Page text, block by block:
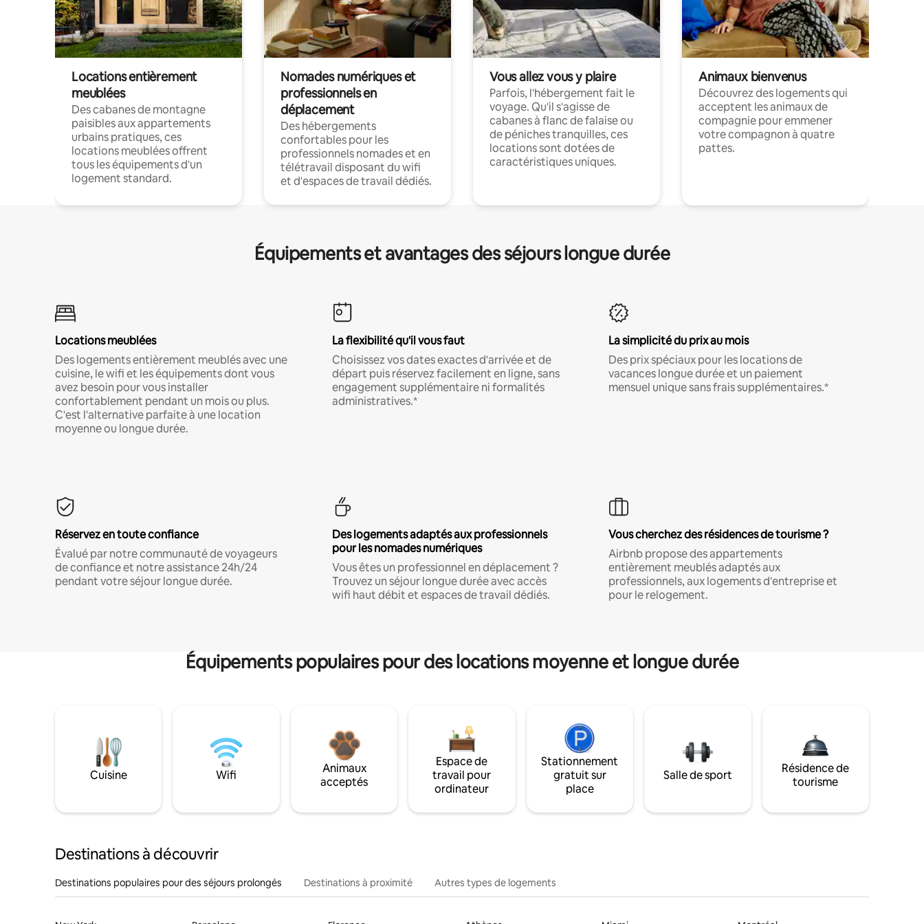
Locations entièrement
meublées
Des cabanes de montagne
paisibles aux appartements
urbains pratiques, ces
locations meublées offrent
tous les équipements d'un
logement standard.
Nomades numériques et
professionnels en
déplacement
Des hébergements
confortables pour les
professionnels nomades et en
télétravail disposant du wifi
et d'espaces de travail dédiés.
Vous allez vous y plaire
Parfois, l'hébergement fait le
voyage. Qu'il s'agisse de
cabanes à flanc de falaise ou
de péniches tranquilles, ces
locations sont dotées de
caractéristiques uniques.
Animaux bienvenus
Découvrez des logements qui
acceptent les animaux de
compagnie pour emmener
votre compagnon à quatre
pattes.
Équipements et avantages des séjours longue durée
Locations meublées
Des logements entièrement meublés avec une
cuisine, le wifi et les équipements dont vous
avez besoin pour vous installer
confortablement pendant un mois ou plus.
C'est l'alternative parfaite à une location
moyenne ou longue durée.
La flexibilité qu'il vous faut
Choisissez vos dates exactes d'arrivée et de
départ puis réservez facilement en ligne, sans
engagement supplémentaire ni formalités
administratives.*
La simplicité du prix au mois
Des prix spéciaux pour les locations de
vacances longue durée et un paiement
mensuel unique sans frais supplémentaires.*
Réservez en toute confiance
Évalué par notre communauté de voyageurs
de confiance et notre assistance 24h/24
pendant votre séjour longue durée.
Des logements adaptés aux professionnels
pour les nomades numériques
Vous êtes un professionnel en déplacement ?
Trouvez un séjour longue durée avec accès
wifi haut débit et espaces de travail dédiés.
Vous cherchez des résidences de tourisme ?
Airbnb propose des appartements
entièrement meublés adaptés aux
professionnels, aux logements d'entreprise et
pour le relogement.
Équipements populaires pour des locations moyenne et longue durée
Cuisine Wifi
Animaux
acceptés
Espace de
travail pour
ordinateur
Stationnement
gratuit sur
place
Salle de sport
Résidence de
tourisme
Destinations à découvrir
Destinations populaires pour des séjours prolongés Destinations à proximité Autres types de logements